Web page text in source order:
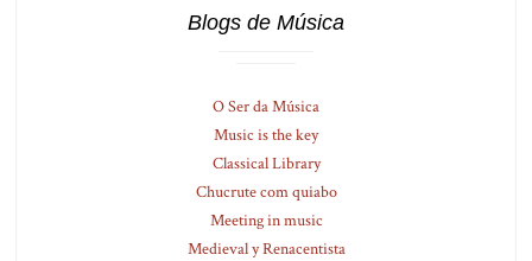
Blogs de Música
O Ser da Música
Music is the key
Classical Library
Chucrute com quiabo
Meeting in music
Medieval y Renacentista